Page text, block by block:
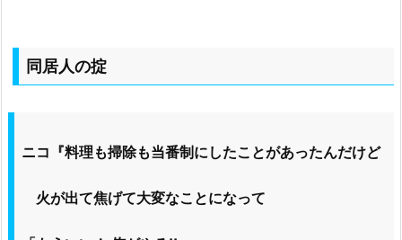
同居人の掟
ニコ『料理も掃除も当番制にしたことがあったんだけど
火が出て焦げて大変なことになって